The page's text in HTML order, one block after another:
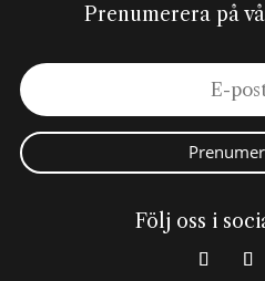
Prenumerera på
Följ oss i